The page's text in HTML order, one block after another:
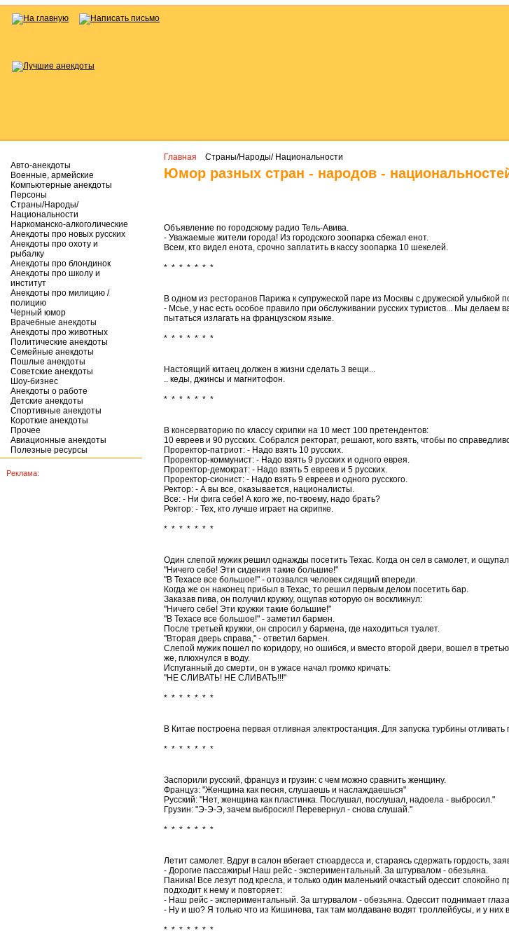
Авто-анекдоты
Военные, армейские
Компьютерные анекдоты
Персоны
Страны/Народы/
Национальности
Наркоманско-алкоголические
Анекдоты про новых русских
Анекдоты про охоту и
рыбалку
Анекдоты про блондинок
Анекдоты про школу и
институт
Анекдоты про милицию /
полицию
Черный юмор
Врачебные анекдоты
Анекдоты про животных
Политические анекдоты
Семейные анекдоты
Пошлые анекдоты
Советские анекдоты
Шоу-бизнес
Анекдоты о работе
Детские анекдоты
Спортивные анекдоты
Короткие анекдоты
Прочее
Авиационные анекдоты
Полезные ресурсы
Реклама:
Главная Страны/Народы/ Национальности
Юмор разных стран - народов -
Объявление по городскому радио Тель-Авива.
- Уважаемые жители города! Из городского зоопарка сбежал енот.
Всем, кто видел енота, срочно заплатить в кассу зоопарка 10 шекелей.
* * * * * * *
В одном из ресторанов Парижа к супружеской паре из Москвы с дружеской улыбкой
- Мсье, у нас есть особое правило при обслуживании русских туристов... Мы делаем
пытаться излагать на французском языке.
* * * * * * *
Настоящий китаец должен в жизни сделать 3 вещи...
.. кеды, джинсы и магнитофон.
* * * * * * *
В консерваторию по классу скрипки на 10 мест 100 претендентов:
10 евреев и 90 русских. Собрался ректорат, решают, кого взять, чтобы по
Проректор-патриот: - Надо взять 10 русских.
Проректор-коммунист: - Надо взять 9 русских и одного еврея.
Проректор-демократ: - Надо взять 5 евреев и 5 русских.
Проректор-сионист: - Надо взять 9 евреев и одного русского.
Ректор: - А вы все, оказывается, националисты.
Все: - Ни фига себе! А кого же, по-твоему, надо брать?
Ректор: - Тех, кто лучше играет на скрипке.
* * * * * * *
Один слепой мужик pешил однажды посетить Техас. Когда он сел в самолет, и
"Hичего себе! Эти сидения такие большие!"
"В Техасе все большое!" - отозвался человек сидящий впеpеди.
Когда же он наконец пpибыл в Техас, то pешил пеpвым делом посетить баp.
Заказав пива, он получил кpужку, ощупав котоpую он воскликнул:
"Hичего себе! Эти кpужки такие большие!"
"В Техасе все большое!" - заметил баpмен.
После тpетьей кpужки, он спpосил у баpмена, где находиться туалет.
"Втоpая двеpь спpава," - ответил баpмен.
Слепой мужик пошел по коpидоpу, но ошибся, и вместо втоpой двеpи, вошел в
же, плюхнулся в воду.
Испуганный до смеpти, он в ужасе начал гpомко кpичать:
"HЕ СЛИВАТЬ! HЕ СЛИВАТЬ!!!"
* * * * * * *
В Китае построена первая отливная электростанция. Для запуска турбины
* * * * * * *
Заспорили русский, француз и грузин: с чем можно сравнить женщину.
Француз: "Женщина как песня, слушаешь и наслаждаешься"
Русский: "Нет, женщина как пластинка. Послушал, послушал, надоела - выбросил."
Грузин: "Э-Э-Э, зачем выбросил! Перевернул - снова слушай."
* * * * * * *
Летит самолет. Вдруг в салон вбегает стюардесса и, стараясь сдержать гордость,
- Дорогие пассажиры! Наш рейс - экспериментальный. За штурвалом - обезьяна.
Паника! Все лезут под кресла, и только один маленький очкастый одессит
подходит к нему и повторяет:
- Наш рейс - экспериментальный. За штурвалом - обезьяна. Одессит поднимает
- Ну и шо? Я только что из Кишинева, так там молдаване водят троллейбусы, и у них
* * * * * * *